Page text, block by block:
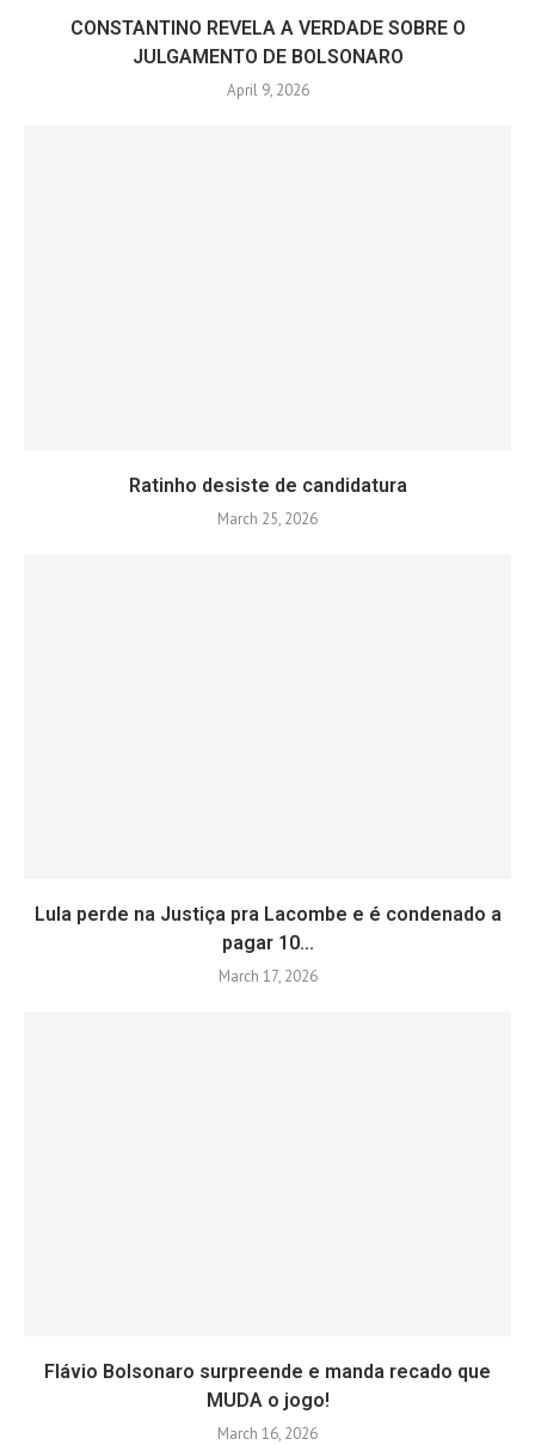
CONSTANTINO REVELA A VERDADE SOBRE O
JULGAMENTO DE BOLSONARO
April 9, 2026
Ratinho desiste de candidatura
March 25, 2026
Lula perde na Justiça pra Lacombe e é condenado a
pagar 10...
March 17, 2026
Flávio Bolsonaro surpreende e manda recado que
MUDA o jogo!
March 16, 2026